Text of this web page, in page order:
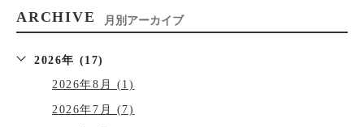
ARCHIVE 月別アーカイブ
2026年 (17)
2026年8月 (1)
2026年7月 (7)